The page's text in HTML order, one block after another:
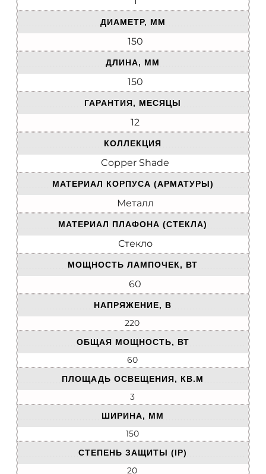
ДИАМЕТР, ММ
150
ДЛИНА, ММ
150
ГАРАНТИЯ, МЕСЯЦЫ
12
КОЛЛЕКЦИЯ
Copper Shade
МАТЕРИАЛ КОРПУСА (АРМАТУРЫ)
Металл
МАТЕРИАЛ ПЛАФОНА (СТЕКЛА)
Стекло
МОЩНОСТЬ ЛАМПОЧЕК, ВТ
60
НАПРЯЖЕНИЕ, В
220
ОБЩАЯ МОЩНОСТЬ, ВТ
60
ПЛОЩАДЬ ОСВЕЩЕНИЯ, КВ.М
3
ШИРИНА, ММ
150
СТЕПЕНЬ ЗАЩИТЫ (IP)
20